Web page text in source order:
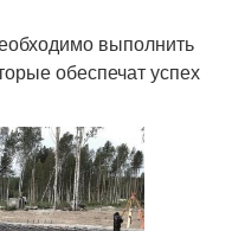
выполнить
обеспечат успех